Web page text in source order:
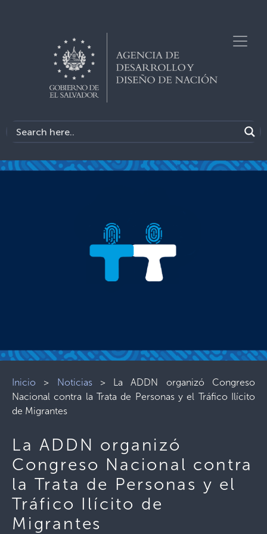
Inicio > Noticias> La ADDN organizó Congreso
Nacional contra la Trata de Personas y el Tráfico Ilícito
de Migrantes
La ADDN organizó
Congreso Nacional contra
la Trata de Personas y el
Tráfico Ilícito de
Migrantes